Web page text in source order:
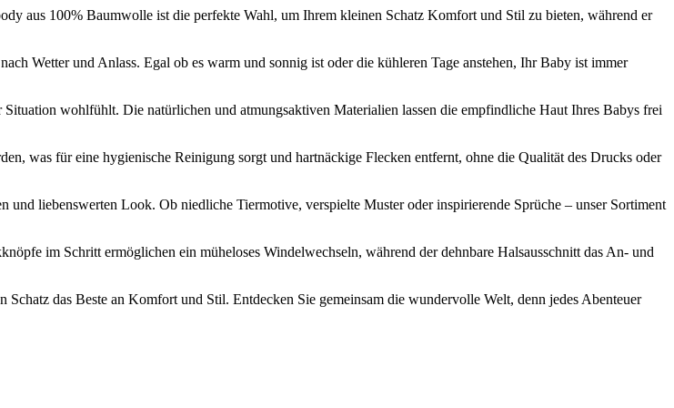
aus 100% Baumwolle ist die perfekte Wahl, um Ihrem kleinen Schatz Komfort und Stil zu bieten, während er
Wetter und Anlass. Egal ob es warm und sonnig ist oder die kühleren Tage anstehen, Ihr Baby ist immer
wohlfühlt. Die natürlichen und atmungsaktiven Materialien lassen die empfindliche Haut Ihres Babys frei
was für eine hygienische Reinigung sorgt und hartnäckige Flecken entfernt, ohne die Qualität des Drucks oder
liebenswerten Look. Ob niedliche Tiermotive, verspielte Muster oder inspirierende Sprüche – unser Sortiment
im Schritt ermöglichen ein müheloses Windelwechseln, während der dehnbare Halsausschnitt das An- und
das Beste an Komfort und Stil. Entdecken Sie gemeinsam die wundervolle Welt, denn jedes Abenteuer